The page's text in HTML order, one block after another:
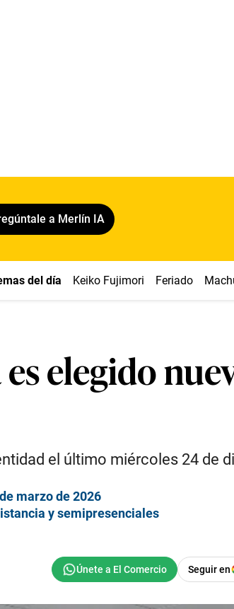
a Merlín IA
del día Keiko Fujimori Feriado
elegido
el último miércoles 24 de
marzo de 2026
y semipresenciales
Seguir en